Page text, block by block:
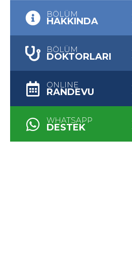
BÖLÜM
HAKKINDA
BÖLÜM
DOKTORLARI
ONLINE
RANDEVU
WHATSAPP
DESTEK